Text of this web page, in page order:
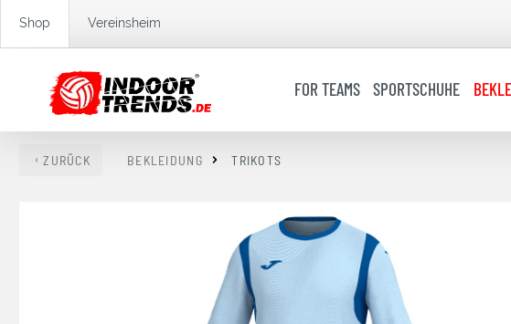
Zur Hauptnavigation springen
Shop Vereinsheim
FOR TEAMS SPORTSCHUHE
ZURÜCK BEKLEIDUNG TRIKOTS